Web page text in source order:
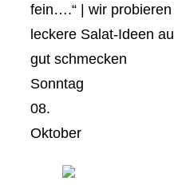
fein….“ | wir
leckere Salat-Ideen
gut schmecken
Sonntag
08.
Oktober